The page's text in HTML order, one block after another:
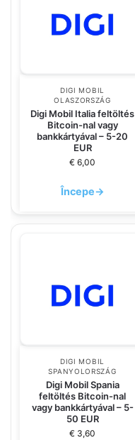
DIGI MOBIL
OLASZORSZÁG
Digi Mobil Italia feltöltés
Bitcoin-nal vagy
bankkártyával – 5-20
EUR
€ 6,00
Începe→
DIGI MOBIL
SPANYOLORSZÁG
Digi Mobil Spania
feltöltés Bitcoin-nal
vagy bankkártyával – 5-
50 EUR
€ 3,60